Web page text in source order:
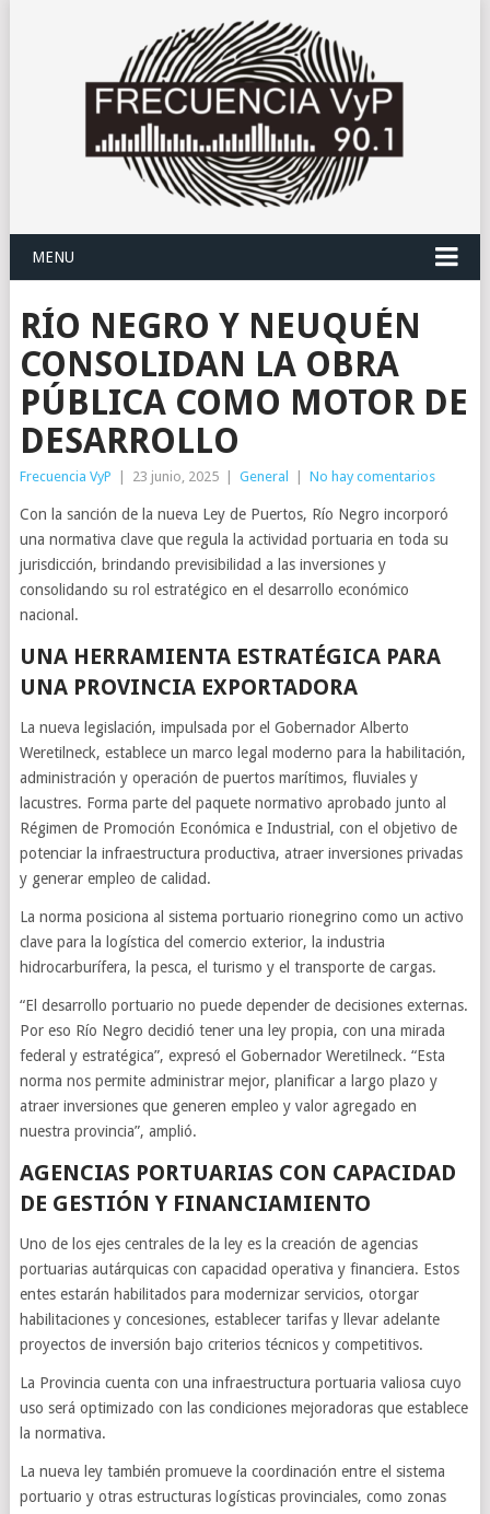
MENU
RÍO NEGRO Y NEUQUÉN
CONSOLIDAN LA OBRA
PÚBLICA COMO MOTOR DE
DESARROLLO
Frecuencia VyP 23 junio, 2025 General No hay comentarios
Con la sanción de la nueva Ley de Puertos, Río Negro incorporó
una normativa clave que regula la actividad portuaria en toda su
jurisdicción, brindando previsibilidad a las inversiones y
consolidando su rol estratégico en el desarrollo económico
nacional.
UNA HERRAMIENTA ESTRATÉGICA PARA
UNA PROVINCIA EXPORTADORA
La nueva legislación, impulsada por el Gobernador Alberto
Weretilneck, establece un marco legal moderno para la habilitación,
administración y operación de puertos marítimos, fluviales y
lacustres. Forma parte del paquete normativo aprobado junto al
Régimen de Promoción Económica e Industrial, con el objetivo de
potenciar la infraestructura productiva, atraer inversiones privadas
y generar empleo de calidad.
La norma posiciona al sistema portuario rionegrino como un activo
clave para la logística del comercio exterior, la industria
hidrocarburífera, la pesca, el turismo y el transporte de cargas.
“El desarrollo portuario no puede depender de decisiones externas.
Por eso Río Negro decidió tener una ley propia, con una mirada
federal y estratégica”, expresó el Gobernador Weretilneck. “Esta
norma nos permite administrar mejor, planificar a largo plazo y
atraer inversiones que generen empleo y valor agregado en
nuestra provincia”, amplió.
AGENCIAS PORTUARIAS CON CAPACIDAD
DE GESTIÓN Y FINANCIAMIENTO
Uno de los ejes centrales de la ley es la creación de agencias
portuarias autárquicas con capacidad operativa y financiera. Estos
entes estarán habilitados para modernizar servicios, otorgar
habilitaciones y concesiones, establecer tarifas y llevar adelante
proyectos de inversión bajo criterios técnicos y competitivos.
La Provincia cuenta con una infraestructura portuaria valiosa cuyo
uso será optimizado con las condiciones mejoradoras que establece
la normativa.
La nueva ley también promueve la coordinación entre el sistema
portuario y otras estructuras logísticas provinciales, como zonas